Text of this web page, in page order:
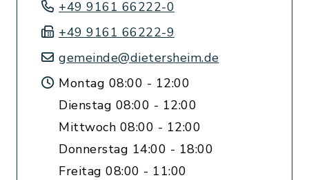
+49 9161 66222-0
+49 9161 66222-9
gemeinde@dietersheim.de
Montag 08:00 - 12:00
Dienstag 08:00 - 12:00
Mittwoch 08:00 - 12:00
Donnerstag 14:00 - 18:00
Freitag 08:00 - 11:00